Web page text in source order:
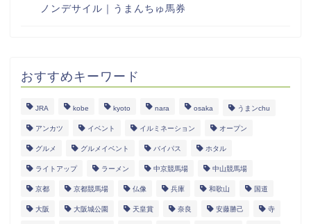
ノンデサイル｜うまんちゅ馬券
おすすめキーワード
JRA kobe kyoto nara osaka うまンchu
アンカツ イベント イルミネーション オープン
グルメ グルメイベント バイパス ホタル
ライトアップ ラーメン 中京競馬場 中山競馬場
京都 京都競馬場 仏像 兵庫 和歌山 国道
大阪 大阪城公園 天皇賞 奈良 安藤勝己 寺